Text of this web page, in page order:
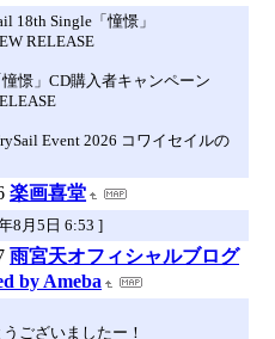
18th Single「憧憬」
RELEASE
憬」CD購入者キャンペーン
Event 2026 コワイセイルの
楽画喜堂
8月5日 6:53 ]
雨宮天オフィシャルブログ
by Ameba
ございましたー！